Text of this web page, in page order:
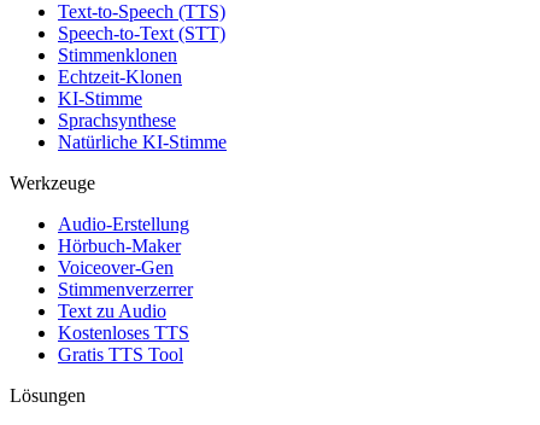
Text-to-Speech (TTS)
Speech-to-Text (STT)
Stimmenklonen
Echtzeit-Klonen
KI-Stimme
Sprachsynthese
Natürliche KI-Stimme
Werkzeuge
Audio-Erstellung
Hörbuch-Maker
Voiceover-Gen
Stimmenverzerrer
Text zu Audio
Kostenloses TTS
Gratis TTS Tool
Lösungen